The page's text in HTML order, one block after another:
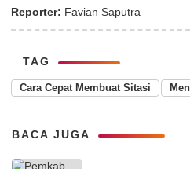
Reporter: Favian Saputra
TAG
Cara Cepat Membuat Sitasi
BACA JUGA